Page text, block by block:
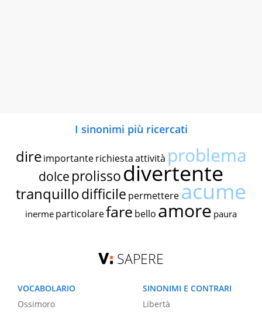
I sinonimi più ricercati
dire importante richiestaattività problema
dolce prolissodivertente
tranquillodifficile permettereacume
inerme particolarefare bello amore paura
SAPERE
VOCABOLARIO
Ossimoro
SINONIMI E CONTRARI
Libertà